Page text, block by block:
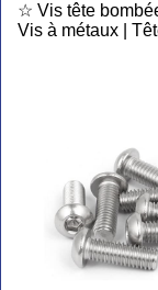
☆ Vis tête
Vis à métaux |